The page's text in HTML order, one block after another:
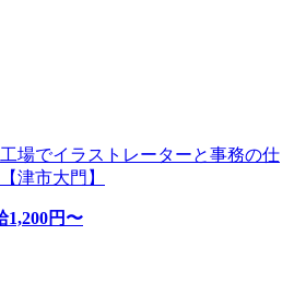
場でイラストレーターと事務の仕
市大門】
1,200円〜